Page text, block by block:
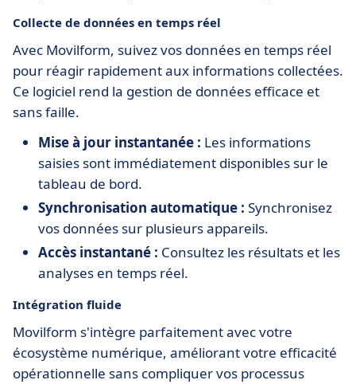
Collecte de données en temps réel
Avec Movilform, suivez vos données en temps réel
pour réagir rapidement aux informations collectées.
Ce logiciel rend la gestion de données efficace et
sans faille.
Mise à jour instantanée : Les informations
saisies sont immédiatement disponibles sur le
tableau de bord.
Synchronisation automatique : Synchronisez
vos données sur plusieurs appareils.
Accès instantané : Consultez les résultats et les
analyses en temps réel.
Intégration fluide
Movilform s'intègre parfaitement avec votre
écosystème numérique, améliorant votre efficacité
opérationnelle sans compliquer vos processus